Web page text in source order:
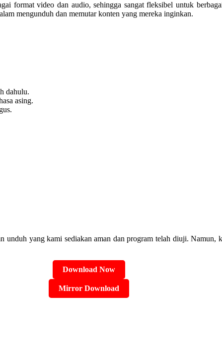
format video dan audio, sehingga sangat fleksibel untuk
mengunduh dan memutar konten yang mereka inginkan.
dahulu.
asing.
yang kami sediakan aman dan program telah diuji. Namun,
Download Now
Mirror Download